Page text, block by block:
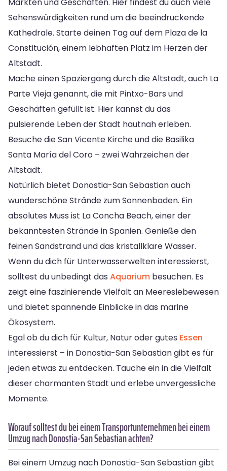
Sehenswürdigkeiten rund um die beeindruckende
Kathedrale. Starte deinen Tag auf dem Plaza de la
Constitución, einem lebhaften Platz im Herzen der
Altstadt.
Mache einen Spaziergang durch die Altstadt, auch La
Parte Vieja genannt, die mit Pintxo-Bars und
Geschäften gefüllt ist. Hier kannst du das
pulsierende Leben der Stadt hautnah erleben.
Besuche die San Vicente Kirche und die Basilika
Santa María del Coro – zwei Wahrzeichen der
Altstadt.
Natürlich bietet Donostia-San Sebastian auch
wunderschöne Strände zum Sonnenbaden. Ein
absolutes Muss ist La Concha Beach, einer der
bekanntesten Strände in Spanien. Genieße den
feinen Sandstrand und das kristallklare Wasser.
Wenn du dich für Unterwasserwelten interessierst,
solltest du unbedingt das Aquarium besuchen. Es
zeigt eine faszinierende Vielfalt an Meereslebewesen
und bietet spannende Einblicke in das marine
Ökosystem.
Egal ob du dich für Kultur, Natur oder gutes Essen
interessierst – in Donostia-San Sebastian gibt es für
jeden etwas zu entdecken. Tauche ein in die Vielfalt
dieser charmanten Stadt und erlebe unvergessliche
Momente.
Worauf solltest du bei einem Transportunternehmen bei einem
Umzug nach Donostia-San Sebastian achten?
Bei einem Umzug nach Donostia-San Sebastian gibt